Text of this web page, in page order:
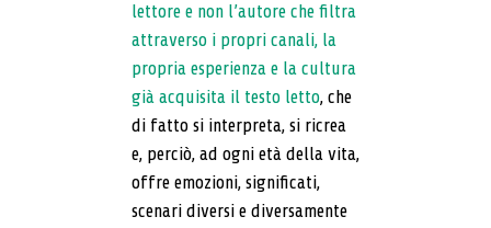
lettore e non l’autore che filtra
attraverso i propri canali, la
propria esperienza e la cultura
già acquisita il testo letto, che
di fatto si interpreta, si ricrea
e, perciò, ad ogni età della vita,
offre emozioni, significati,
scenari diversi e diversamente